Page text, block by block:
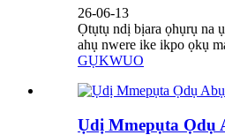
26-06-13
Ọtụtụ ndị bịara ọhụrụ na
ahụ nwere ike ikpo ọkụ
GỤKWUO
Ụdị Mmepụta Ọdụ